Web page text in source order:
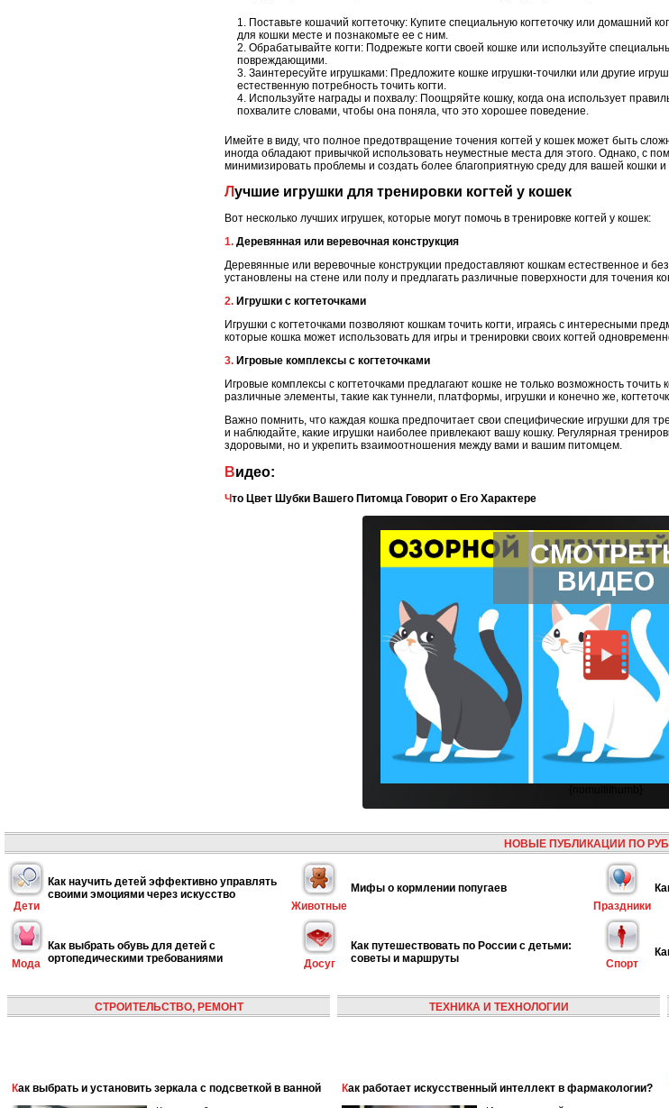
Поставьте кошачий когтеточку: Купите специальную когтеточку или домашний
для кошки месте и познакомьте ее с ним.
Обрабатывайте когти: Подрежьте когти своей кошке или используйте
повреждающими.
Заинтересуйте игрушками: Предложите кошке игрушки-точилки или другие
естественную потребность точить когти.
Используйте награды и похвалу: Поощряйте кошку, когда она использует
похвалите словами, чтобы она поняла, что это хорошее поведение.
Имейте в виду, что полное предотвращение точения когтей у кошек может быть
иногда обладают привычкой использовать неуместные места для этого. Однако, с
минимизировать проблемы и создать более благоприятную среду для вашей кошки и
Лучшие игрушки для тренировки когтей у кошек
Вот несколько лучших игрушек, которые могут помочь в тренировке когтей у кошек:
1. Деревянная или веревочная конструкция
Деревянные или веревочные конструкции предоставляют кошкам естественное и
установлены на стене или полу и предлагать различные поверхности для точения
2. Игрушки с когтеточками
Игрушки с когтеточками позволяют кошкам точить когти, играясь с интересными
которые кошка может использовать для игры и тренировки своих когтей
3. Игровые комплексы с когтеточками
Игровые комплексы с когтеточками предлагают кошке не только возможность точить
различные элементы, такие как туннели, платформы, игрушки и конечно же,
Важно помнить, что каждая кошка предпочитает свои специфические игрушки для
и наблюдайте, какие игрушки наиболее привлекают вашу кошку. Регулярная
здоровыми, но и укрепить взаимоотношения между вами и вашим питомцем.
Видео:
Что Цвет Шубки Вашего Питомца Говорит о Его Характере
ВИДЕО
НОВЫЕ ПУБЛИКАЦИИ ПО
Дети
Как научить детей эффективно управлять
своими эмоциями через искусство
Животные
Мифы о кормлении попугаев
Праздники
Мода
Как выбрать обувь для детей с
ортопедическими требованиями
Досуг
Как путешествовать по России с детьми:
советы и маршруты
Спорт
СТРОИТЕЛЬСТВО, РЕМОНТ
Как выбрать и установить зеркала с подсветкой в ванной
ТЕХНИКА И ТЕХНОЛОГИИ
Как работает искусственный интеллект в фармакологии?